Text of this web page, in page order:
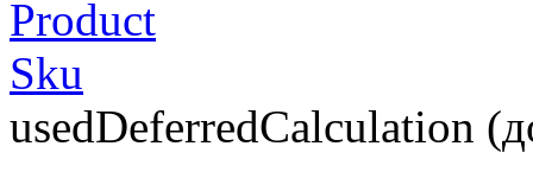
Product
Sku
usedDeferredCalculation